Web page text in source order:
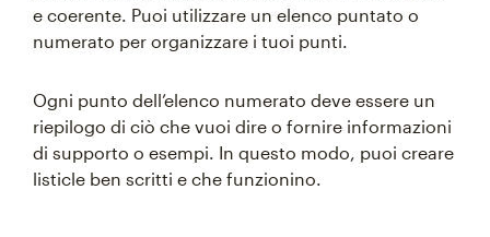
e coerente. Puoi utilizzare un elenco puntato o
numerato per organizzare i tuoi punti.
Ogni punto dell’elenco numerato deve essere un
riepilogo di ciò che vuoi dire o fornire informazioni
di supporto o esempi. In questo modo, puoi creare
listicle ben scritti e che funzionino.